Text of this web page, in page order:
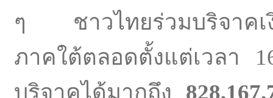
ๆ ชาวไทยร่วมบริจาคเงิ
ภาคใต้ตลอดตั้งแต่เวลา
บริจาคได้มากถึง